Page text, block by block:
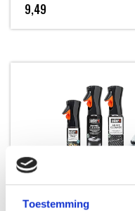
Toestemming
9,49